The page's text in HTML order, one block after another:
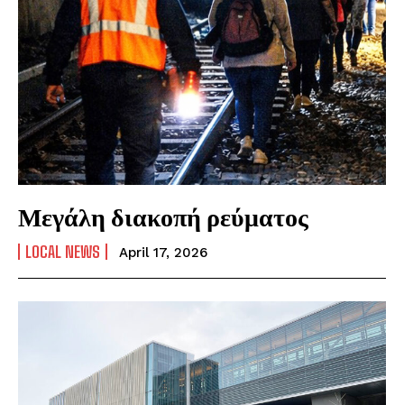
Μεγάλη διακοπή ρεύματος
LOCAL NEWS April 17, 2026